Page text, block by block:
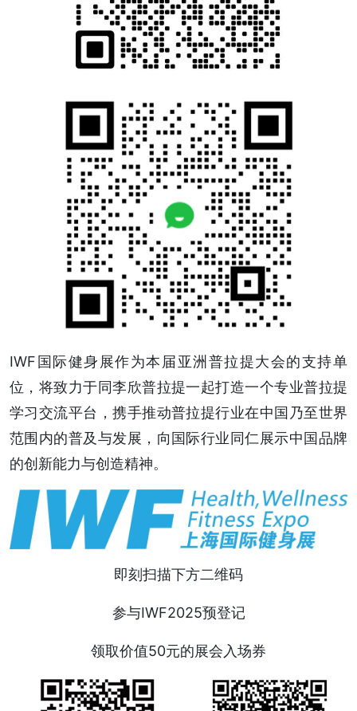
IWF国际健身展作为本届亚洲普拉提大会的支持单
位，将致力于同李欣普拉提一起打造一个专业普拉提
学习交流平台，携手推动普拉提行业在中国乃至世界
范围内的普及与发展，向国际行业同仁展示中国品牌
的创新能力与创造精神。
即刻扫描下方二维码
参与IWF2025预登记
领取价值50元的展会入场券